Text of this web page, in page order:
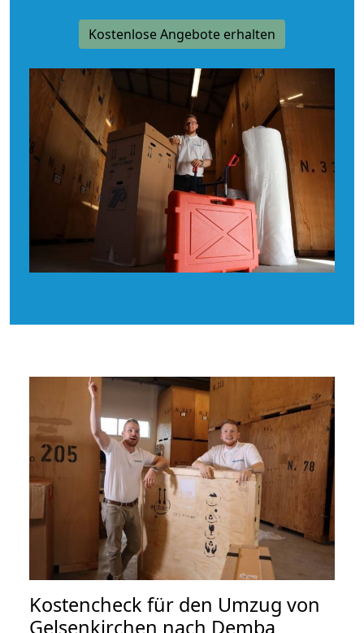
Kostenlose Angebote erhalten
Kostencheck für den Umzug von
Gelsenkirchen nach Demba